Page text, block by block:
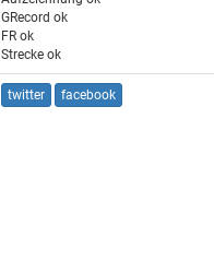
GRecord ok
FR ok
Strecke ok
twitter facebook